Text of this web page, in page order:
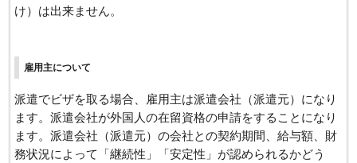
け）は出来ません。
雇用主について
派遣でビザを取る場合、雇用主は派遣会社（派遣元）になり
ます。派遣会社が外国人の在留資格の申請をすることになり
ます。派遣会社（派遣元）の会社との契約期間、給与額、財
務状況によって「継続性」「安定性」が認められるかどう